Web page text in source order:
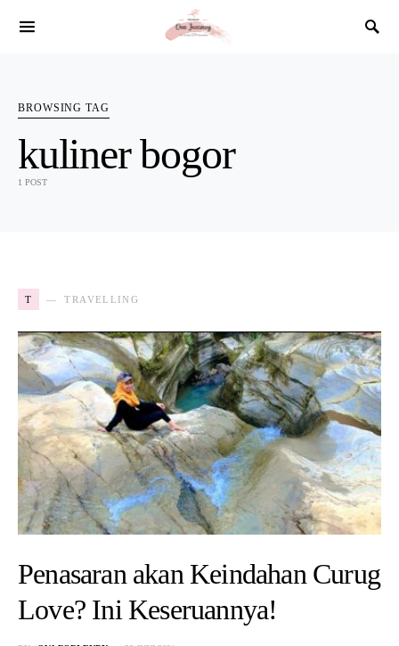
SEARCH FOR:
BROWSING TAG
kuliner bogor
1 POST
T TRAVELLING
Penasaran akan Keindahan Curug
Love? Ini Keseruannya!